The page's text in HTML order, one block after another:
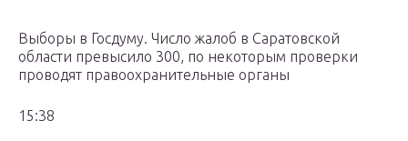
Выборы в Госдуму. Число жалоб в Саратовской
области превысило 300, по некоторым проверки
проводят правоохранительные органы
15:38